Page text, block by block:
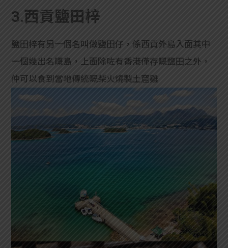
3.西貢鹽田梓
鹽田梓有另一個名叫做鹽田仔，係西貢外島入面其中
一個幾出名嘅島，上面除咗有香港僅存嘅鹽田之外，
仲可以食到當地傳統嘅柴火燒製土窟雞